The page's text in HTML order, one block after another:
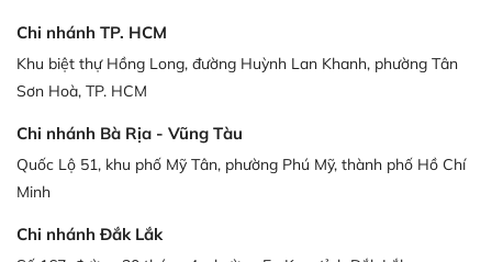
Chi nhánh TP. HCM
Khu biệt thự Hồng Long, đường Huỳnh Lan Khanh, phường Tân
Sơn Hoà, TP. HCM
Chi nhánh Bà Rịa - Vũng Tàu
Quốc Lộ 51, khu phố Mỹ Tân, phường Phú Mỹ, thành phố Hồ Chí
Minh
Chi nhánh Đắk Lắk